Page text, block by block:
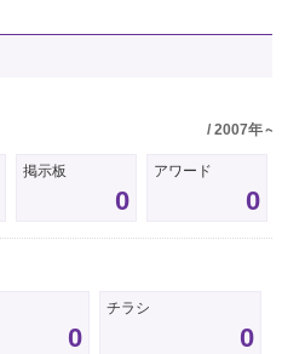
/ 2007年～
掲示板
0
アワード
0
0
チラシ
0